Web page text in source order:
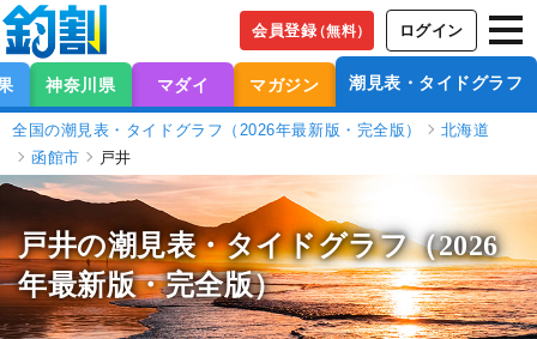
会員登録（無料） ログイン
神奈川県 マダイ マガジン 潮見表・タイドグラフ
全国の潮見表・タイドグラフ（2026年最新版・完全版）
北海道
函館市
戸井
戸井の潮見表・タイドグラフ（2026
年最新版・完全版）